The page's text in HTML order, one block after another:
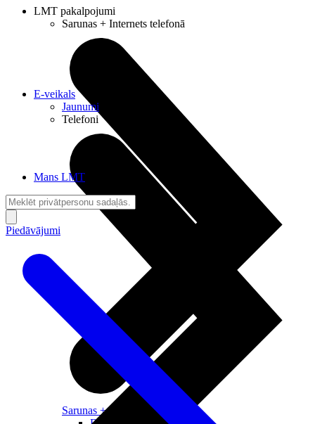
LMT pakalpojumi
Sarunas + Internets telefonā
Sarunas + Internets
E-veikals
Jaunumi
Telefoni
Mans LMT
Piedāvājumi